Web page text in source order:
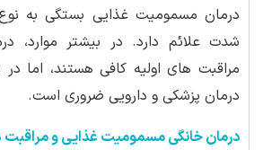
درمان مسمومیت غذایی بستگی به
شدت علائم دارد. در بیشتر موارد،
مراقبت های اولیه کافی هستند، اما
درمان پزشکی و دارویی ضروری است.
درمان خانگی مسمومیت غذایی و مراقبت